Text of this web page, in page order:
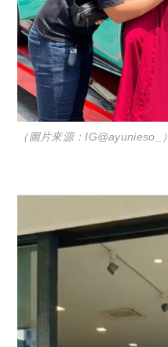
（圖片來源：IG@ayunieso_）